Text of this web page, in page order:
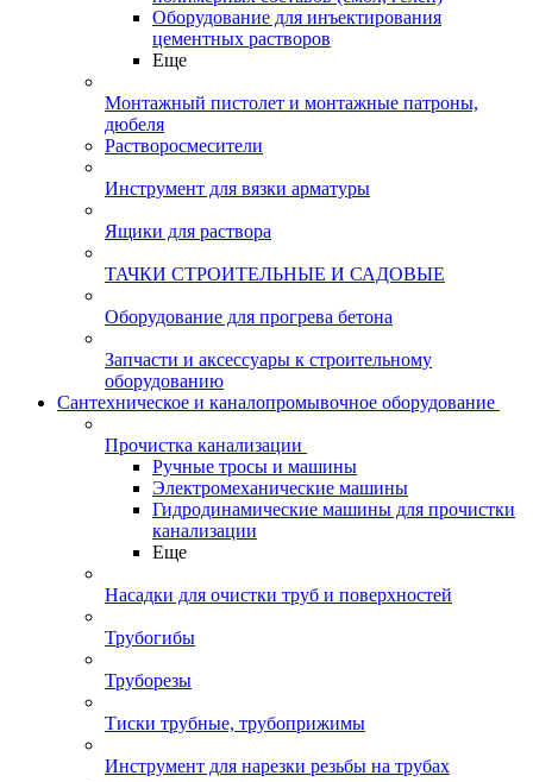
Оборудование для инъектирования
цементных растворов
Еще
Монтажный пистолет и монтажные патроны,
дюбеля
Растворосмесители
Инструмент для вязки арматуры
Ящики для раствора
ТАЧКИ СТРОИТЕЛЬНЫЕ И САДОВЫЕ
Оборудование для прогрева бетона
Запчасти и аксессуары к строительному
оборудованию
Сантехническое и каналопромывочное оборудование
Прочистка канализации
Ручные тросы и машины
Электромеханические машины
Гидродинамические машины для прочистки
канализации
Еще
Насадки для очистки труб и поверхностей
Трубогибы
Труборезы
Тиски трубные, трубоприжимы
Инструмент для нарезки резьбы на трубах